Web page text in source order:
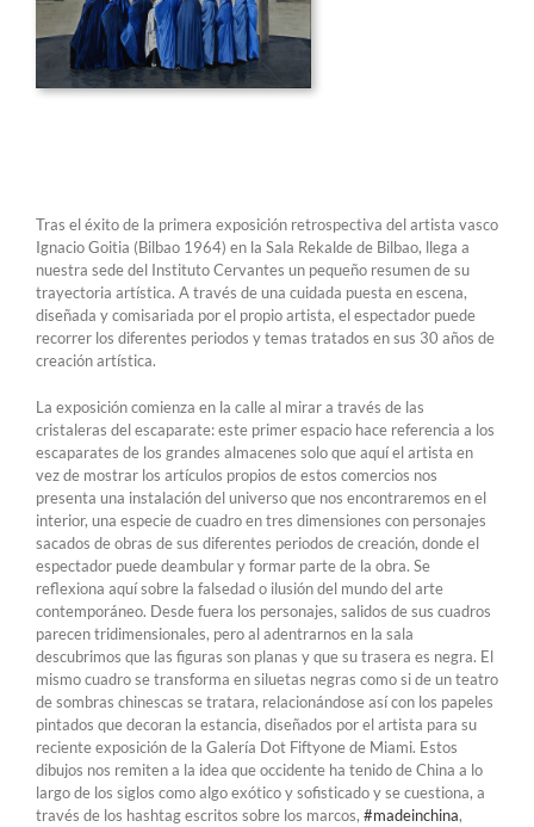
Tras el éxito de la primera exposición retrospectiva del artista vasco
Ignacio Goitia (Bilbao 1964) en la Sala Rekalde de Bilbao, llega a
nuestra sede del Instituto Cervantes un pequeño resumen de su
trayectoria artística. A través de una cuidada puesta en escena,
diseñada y comisariada por el propio artista, el espectador puede
recorrer los diferentes periodos y temas tratados en sus 30 años de
creación artística.
La exposición comienza en la calle al mirar a través de las
cristaleras del escaparate: este primer espacio hace referencia a los
escaparates de los grandes almacenes solo que aquí el artista en
vez de mostrar los artículos propios de estos comercios nos
presenta una instalación del universo que nos encontraremos en el
interior, una especie de cuadro en tres dimensiones con personajes
sacados de obras de sus diferentes periodos de creación, donde el
espectador puede deambular y formar parte de la obra. Se
reflexiona aquí sobre la falsedad o ilusión del mundo del arte
contemporáneo. Desde fuera los personajes, salidos de sus cuadros
parecen tridimensionales, pero al adentrarnos en la sala
descubrimos que las figuras son planas y que su trasera es negra. El
mismo cuadro se transforma en siluetas negras como si de un teatro
de sombras chinescas se tratara, relacionándose así con los papeles
pintados que decoran la estancia, diseñados por el artista para su
reciente exposición de la Galería Dot Fiftyone de Miami. Estos
dibujos nos remiten a la idea que occidente ha tenido de China a lo
largo de los siglos como algo exótico y sofisticado y se cuestiona, a
través de los hashtag escritos sobre los marcos, #madeinchina,